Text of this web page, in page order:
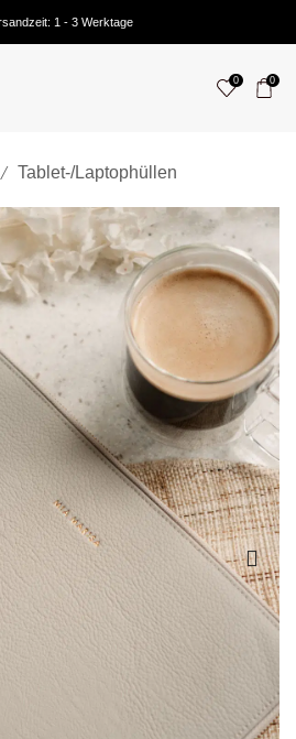
1 - 3 Werktage
0 0
/ Tablet-/Laptophüllen